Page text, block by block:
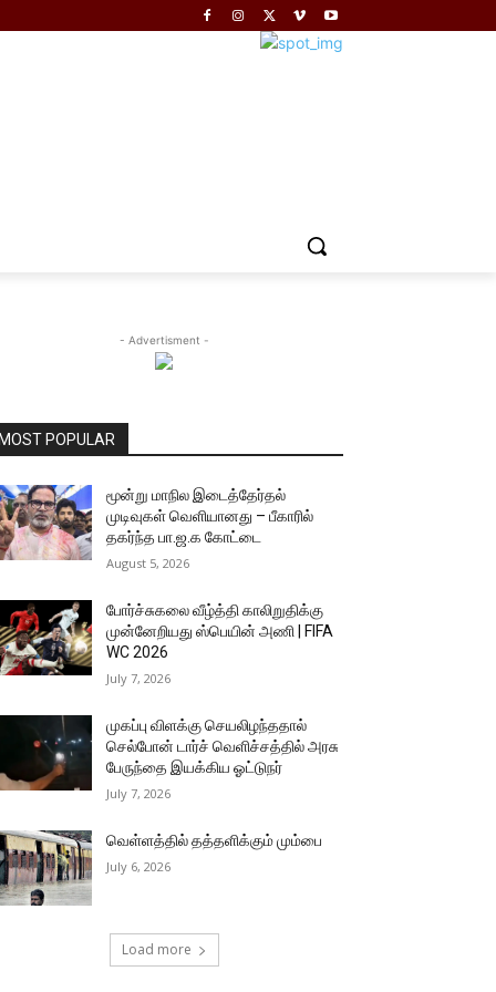
- Advertisment -
MOST POPULAR
மூன்று மாநில இடைத்தேர்தல்
முடிவுகள் வெளியானது – பீகாரில்
தகர்ந்த பா.ஜ.க கோட்டை
August 5, 2026
போர்ச்சுகலை வீழ்த்தி காலிறுதிக்கு
முன்னேறியது ஸ்பெயின் அணி | FIFA
WC 2026
July 7, 2026
முகப்பு விளக்கு செயலிழந்ததால்
செல்போன் டார்ச் வெளிச்சத்தில் அரசு
பேருந்தை இயக்கிய ஓட்டுநர்
July 7, 2026
வெள்ளத்தில் தத்தளிக்கும் மும்பை
July 6, 2026
Load more